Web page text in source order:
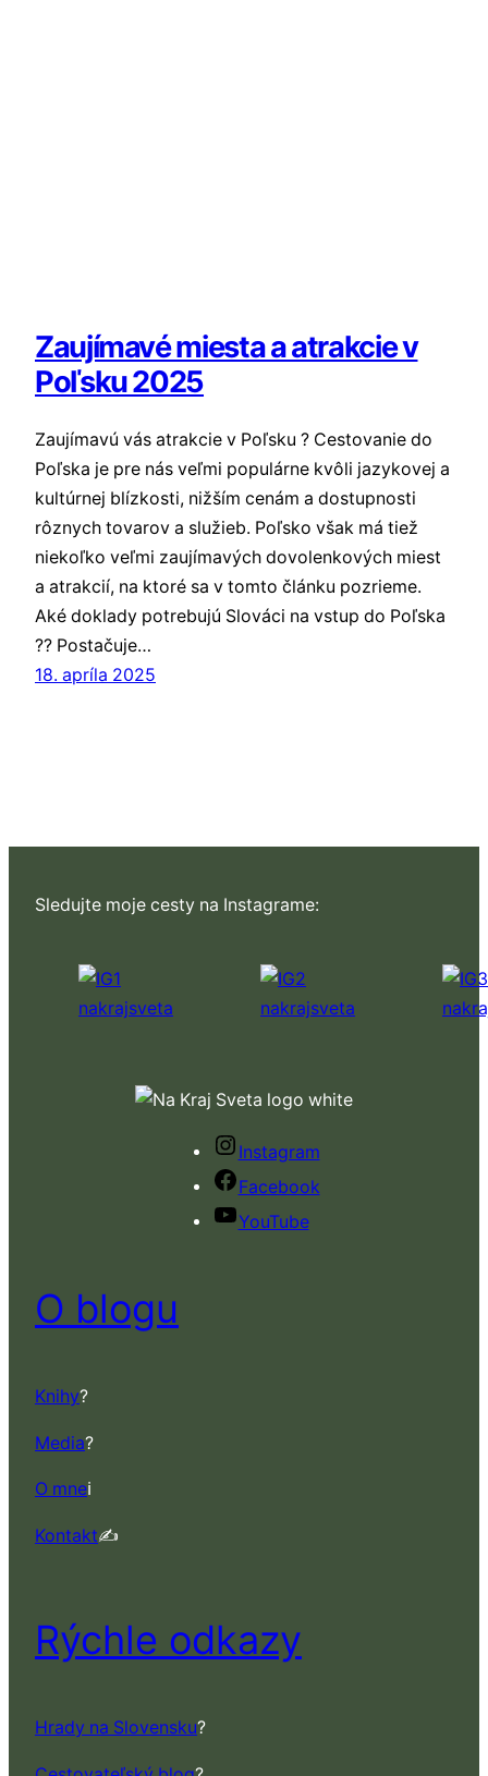
Zaujímavé miesta a atrakcie v
Poľsku 2025
Zaujímavú vás atrakcie v Poľsku ? Cestovanie do
Poľska je pre nás veľmi populárne kvôli jazykovej a
kultúrnej blízkosti, nižším cenám a dostupnosti
rôznych tovarov a služieb. Poľsko však má tiež
niekoľko veľmi zaujímavých dovolenkových miest
a atrakcií, na ktoré sa v tomto článku pozrieme.
Aké doklady potrebujú Slováci na vstup do Poľska
?? Postačuje…
18. apríla 2025
Sledujte moje cesty na Instagrame:
Instagram
Facebook
YouTube
O blogu
Knihy?
Media?
O mneℹ️
Kontakt✍️
Rýchle odkazy
Hrady na Slovensku?